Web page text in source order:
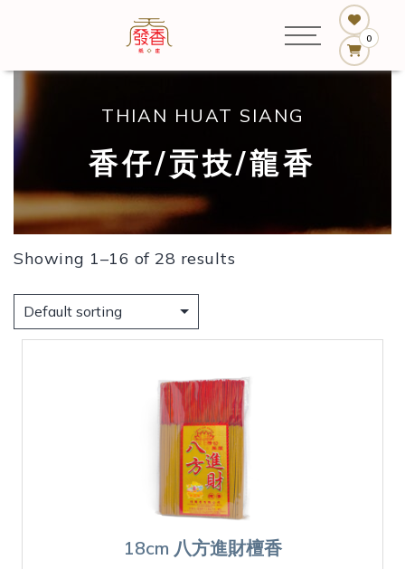
0
THIAN HUAT SIANG
香仔/贡技/龍香
Showing 1–16 of 28 results
18cm 八方進財檀香